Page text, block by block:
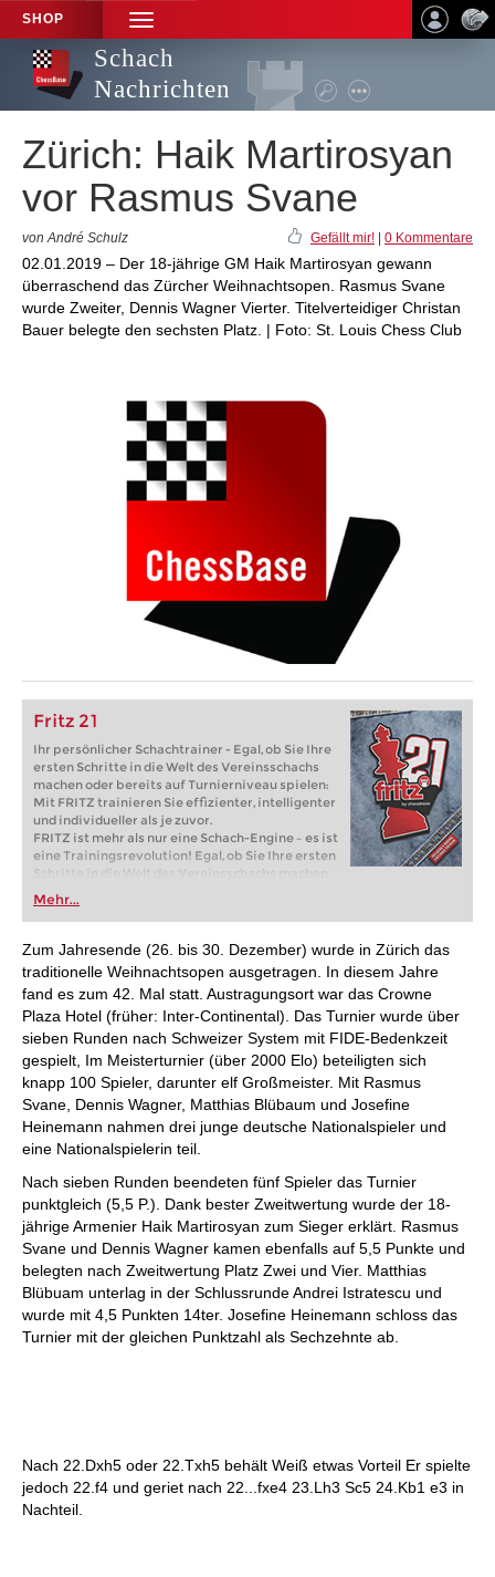
SHOP
TOGGLE
NAVIGATION
Schach
Nachrichten
Zürich: Haik Martirosyan
vor Rasmus Svane
von André Schulz Gefällt mir! 0 Kommentare
02.01.2019 – Der 18-jährige GM Haik Martirosyan gewann
überraschend das Zürcher Weihnachtsopen. Rasmus Svane
wurde Zweiter, Dennis Wagner Vierter. Titelverteidiger Christan
Bauer belegte den sechsten Platz. | Foto: St. Louis Chess Club
Fritz 21
Ihr persönlicher Schachtrainer - Egal, ob Sie Ihre
ersten Schritte in die Welt des Vereinsschachs
machen oder bereits auf Turnierniveau spielen:
Mit FRITZ trainieren Sie effizienter, intelligenter
und individueller als je zuvor.
FRITZ ist mehr als nur eine Schach-Engine – es ist
eine Trainingsrevolution! Egal, ob Sie Ihre ersten
Schritte in die Welt des Vereinsschachs machen
oder bereits auf Turnierniveau spielen: Mit
FRITZ trainieren Sie effizienter, intelligenter und
individueller als je zuvor.
Mehr...
Zum Jahresende (26. bis 30. Dezember) wurde in Zürich das
traditionelle Weihnachtsopen ausgetragen. In diesem Jahre
fand es zum 42. Mal statt. Austragungsort war das Crowne
Plaza Hotel (früher: Inter-Continental). Das Turnier wurde über
sieben Runden nach Schweizer System mit FIDE-Bedenkzeit
gespielt, Im Meisterturnier (über 2000 Elo) beteiligten sich
knapp 100 Spieler, darunter elf Großmeister. Mit Rasmus
Svane, Dennis Wagner, Matthias Blübaum und Josefine
Heinemann nahmen drei junge deutsche Nationalspieler und
eine Nationalspielerin teil.
Nach sieben Runden beendeten fünf Spieler das Turnier
punktgleich (5,5 P.). Dank bester Zweitwertung wurde der 18-
jährige Armenier Haik Martirosyan zum Sieger erklärt. Rasmus
Svane und Dennis Wagner kamen ebenfalls auf 5,5 Punkte und
belegten nach Zweitwertung Platz Zwei und Vier. Matthias
Blübuam unterlag in der Schlussrunde Andrei Istratescu und
wurde mit 4,5 Punkten 14ter. Josefine Heinemann schloss das
Turnier mit der gleichen Punktzahl als Sechzehnte ab.
Nach 22.Dxh5 oder 22.Txh5 behält Weiß etwas Vorteil Er spielte
jedoch 22.f4 und geriet nach 22...fxe4 23.Lh3 Sc5 24.Kb1 e3 in
Nachteil.